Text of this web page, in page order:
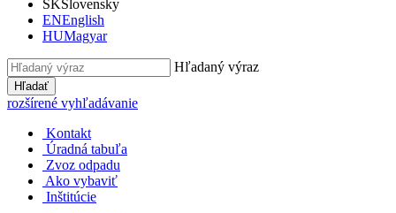
SKSlovensky
ENEnglish
HUMagyar
Hľadaný výraz
Hľadať
rozšírené vyhľadávanie
Kontakt
Úradná tabuľa
Zvoz odpadu
Ako vybaviť
Inštitúcie